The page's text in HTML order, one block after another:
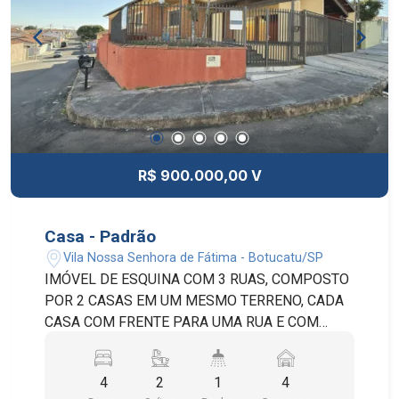
R$ 900.000,00 V
Casa - Padrão
Vila Nossa Senhora de Fátima - Botucatu/SP
IMÓVEL DE ESQUINA COM 3 RUAS, COMPOSTO
POR 2 CASAS EM UM MESMO TERRENO, CADA
CASA COM FRENTE PARA UMA RUA E COM
POSSUI 4 QUARTOS E A MENOR COM 1
QUARTO. IMÓVEL COM EXCELENTE
4 2 1 4